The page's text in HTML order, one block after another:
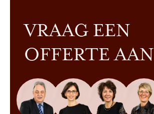
VRAAG EEN
OFFERTE AAN